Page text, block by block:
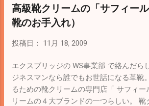
ルダをVersionsに登録す
Copy」から。 専用のウィ
けど、直感的で使いやす
ーソフトだと思って使っ
scplugin 」というのがあ
めて、素直に開発用のフ
て、Windowsから
とにした。 Windowsのネ
高級靴クリームの「サフィー
靴のお手入れ）
投稿日： 11月 18, 2009
エクスブリッジの WS事業部 で絡んだら
ジネスマンなら誰でもお世話になる革靴
るための靴クリームの専門店「 サフィー
リームの４大ブランドの一つらしい。 靴